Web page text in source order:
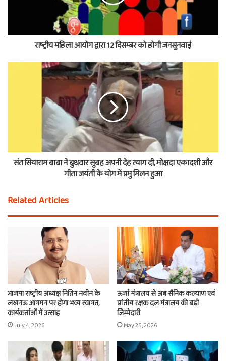
राष्ट्रीय महिला आयोग द्वारा 12 दिसम्बर को होगी जनसुनवाई
संत सियाराम बाबा ने बुधवार सुबह अपनी देह त्याग दी, मोक्षदा एकादशी और
गीता जयंती के योग में प्रभु मिलन हुआ
Related Articles
भाजपा राष्ट्रीय अध्यक्ष नितिन नवीन के
लखनऊ आगमन पर होगा भव्य स्वागत,
कार्यकर्ताओं में उत्साह
July 4, 2026
ऊर्जा मंत्रालय से अब सैनिक कल्याण एवं
प्रांतीय रक्षक दल मंत्रालय की बड़ी
जिम्मेदारी
May 25, 2026